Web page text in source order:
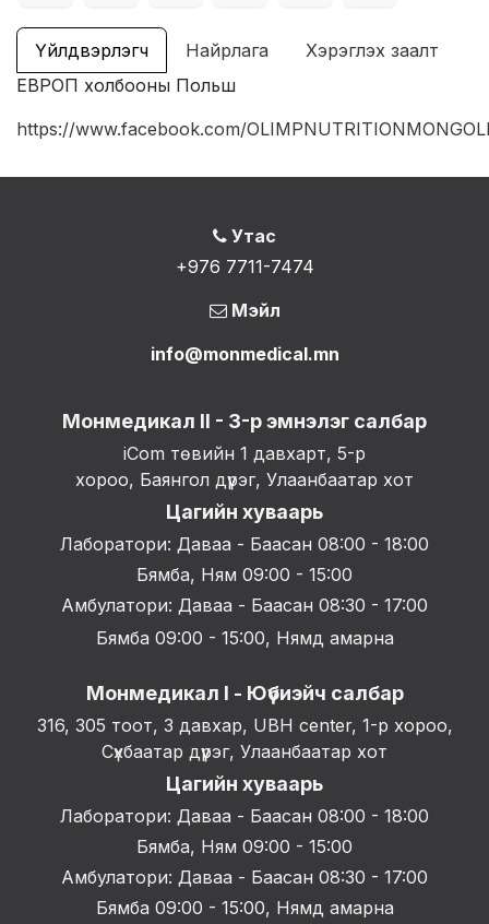
Үйлдвэрлэгч Найрлага
Хэрэглэх заалт
ЕВРОП холбооны Польш
https://www.facebook.com/
Утас
+976 7711-7474
Мэйл
info@monmedical.mn
Монмедикал II - 3-р эмнэлэг салбар
iCom төвийн 1 давхарт, 5-р
хороо, Баянгол дүүрэг, Улаанбаатар хот
Цагийн хуваарь
Лаборатори: Даваа - Баасан 08:00 - 18:00
Бямба, Ням 09:00 - 15:00
Амбулатори: Даваа - Баасан 08:30 - 17:00
Бямба 09:00 - 15:00, Нямд амарна
Монмедикал I - Юүбиэйч салбар
316, 305 тоот, 3 давхар, UBH center, 1-р хороо,
Сүхбаатар дүүрэг, Улаанбаатар хот
Цагийн хуваарь
Лаборатори: Даваа - Баасан 08:00 - 18:00
Бямба, Ням 09:00 - 15:00
Амбулатори: Даваа - Баасан 08:30 - 17:00
Бямба 09:00 - 15:00, Нямд амарна